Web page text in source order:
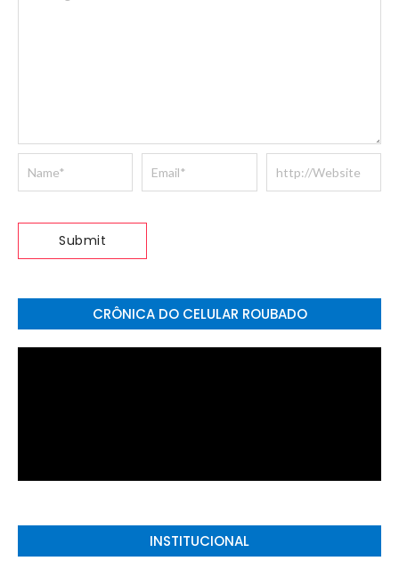
CRÔNICA DO CELULAR ROUBADO
INSTITUCIONAL